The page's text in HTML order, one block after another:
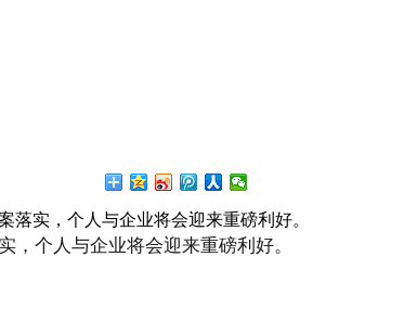
实，个人与企业将会迎来重磅利好。
个人与企业将会迎来重磅利好。